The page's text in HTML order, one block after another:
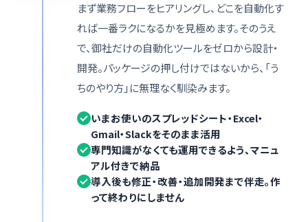
まず業務フローをヒアリングし、どこを自動化す
れば一番ラクになるかを見極めます。そのうえ
で、御社だけの自動化ツールをゼロから設計・
開発。パッケージの押し付けではないから、「う
ちのやり方」に無理なく馴染みます。
いまお使いのスプレッドシート・Excel・
Gmail・Slackをそのまま活用
専門知識がなくても運用できるよう、マニュ
アル付きで納品
導入後も修正・改善・追加開発まで伴走。作
って終わりにしません